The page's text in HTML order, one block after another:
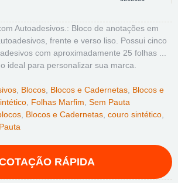
Autoadesivos.: Bloco de anotações em
frente e verso liso. Possui cinco
com aproximadamente 25 folhas ...
ideal para personalizar sua marca.
Blocos Blocos e Cadernetas Blocos e
Folhas Marfim Sem Pauta
Blocos e Cadernetas couro sintético